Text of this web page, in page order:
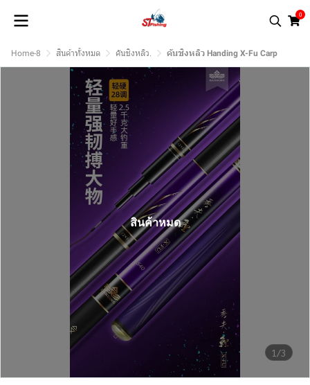
0
Home-8 สินค้าทั้งหมด คันชิงหลิว. คันชิงหลิว Handing X-Fu Carp
1/3
สินค้าหมด